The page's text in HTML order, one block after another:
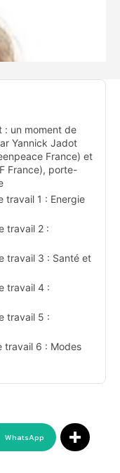
: un moment de
Yannick Jadot
France) et
France), porte-
travail 1 : Energie
travail 2 :
travail 3 : Santé et
travail 4 :
travail 5 :
travail 6 : Modes
WhatsApp